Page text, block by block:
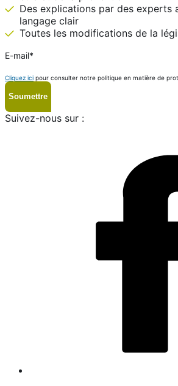
Des explications par des experts
langage clair
Toutes les modifications de la
E-mail*
Cliquez ici pour consulter notre politique en matière de
Suivez-nous sur :